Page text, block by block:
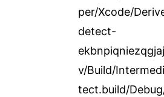
per/Xcode/
detect-
v/Build/
tect.build/